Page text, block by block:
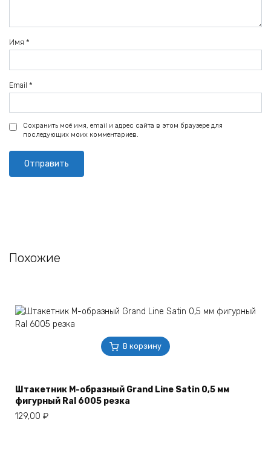
Имя *
Email *
Сохранить моё имя, email и адрес сайта в этом браузере для
последующих моих комментариев.
Похожие
В корзину
Штакетник М-образный Grand Line Satin 0,5 мм
фигурный Ral 6005 резка
129,00 ₽